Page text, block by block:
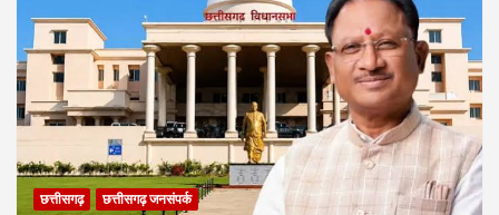
छत्तीसगढ़ छत्तीसगढ़ जनसंपर्क